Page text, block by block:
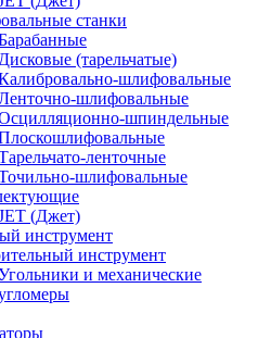
станки
Дисковые (тарельчатые)
шлифовальные
шлифовальные
шпиндельные
ленточные
шлифовальные
(Джет)
инструмент
инструмент
и механические